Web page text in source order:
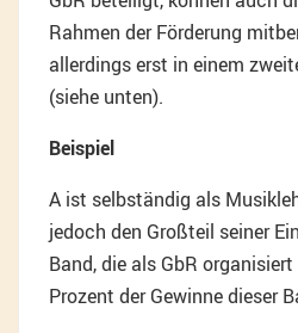
Rahmen der Förderung
allerdings erst in einem
(siehe unten).
Beispiel
A ist selbständig als
jedoch den Großteil seiner
Band, die als GbR
Prozent der Gewinne dieser